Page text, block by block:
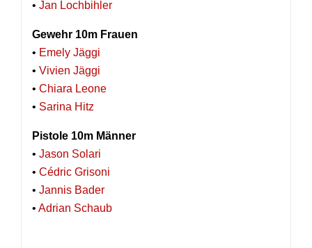
• Jan Lochbihler
Gewehr 10m Frauen
• Emely Jäggi
• Vivien Jäggi
• Chiara Leone
• Sarina Hitz
Pistole 10m Männer
• Jason Solari
• Cédric Grisoni
• Jannis Bader
• Adrian Schaub